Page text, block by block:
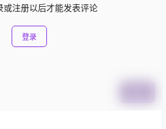
或注册以后才能发表评论
登录